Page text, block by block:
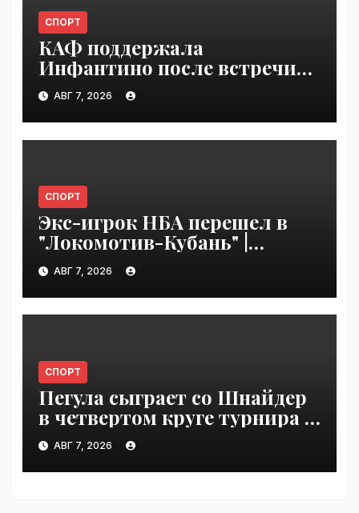
СПОРТ
КАФ поддержала
Инфантино после встречи
ФИФА в Марокко |
VseTime.ru
АВГ 7, 2026
СПОРТ
Экс-игрок НБА перешел в
"Локомотив-Кубань" |
VseTime.ru
АВГ 7, 2026
СПОРТ
Пегула сыграет со Шнайдер
в четвертом круге турнира в
Торонто | VseTime.ru
АВГ 7, 2026